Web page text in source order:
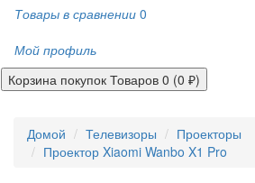
Товары в сравнении 0
Мой профиль
Корзина покупок Товаров 0 (0 ₽)
Домой Телевизоры
Проекторы
Проектор Xiaomi Wanbo X1 Pro